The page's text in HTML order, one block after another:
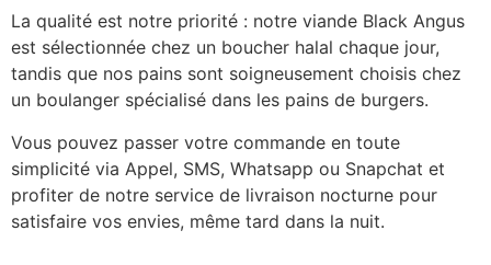
La qualité est notre priorité : notre viande Black Angus
est sélectionnée chez un boucher halal chaque jour,
tandis que nos pains sont soigneusement choisis chez
un boulanger spécialisé dans les pains de burgers.
Vous pouvez passer votre commande en toute
simplicité via Appel, SMS, Whatsapp ou Snapchat et
profiter de notre service de livraison nocturne pour
satisfaire vos envies, même tard dans la nuit.